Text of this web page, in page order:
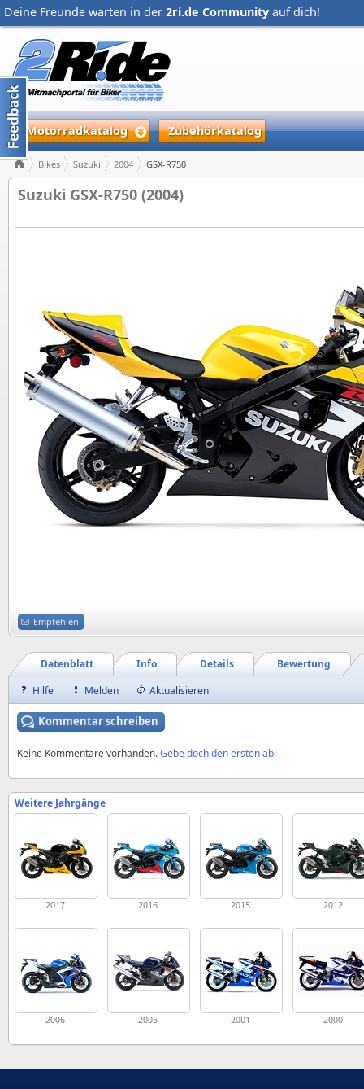
Deine Freunde warten in der 2ri.de Community auf dich!
Motorradkatalog Zubehörkatalog
Bikes Suzuki 2004 GSX-R750
Suzuki GSX-R750 (2004)
Empfehlen
Bewertung
Details
Info
Datenblatt
Hilfe
Melden Aktualisieren
Kommentar schreiben
Keine Kommentare vorhanden.Gebe doch den ersten ab!
Weitere Jahrgänge
2017 2016 2015 2012
2006 2005 2001 2000